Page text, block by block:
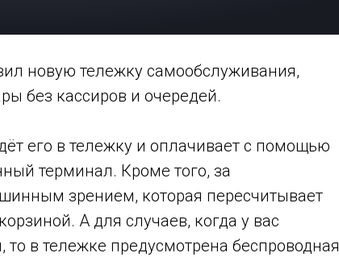
новую тележку самообслуживания,
без кассиров и очередей.
его в тележку и оплачивает с помощью
терминал. Кроме того, за
зрением, которая пересчитывает
А для случаев, когда у вас
то в тележке предусмотрена беспроводная